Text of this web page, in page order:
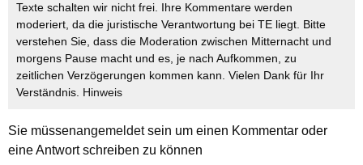
Texte schalten wir nicht frei. Ihre Kommentare werden
moderiert, da die juristische Verantwortung bei TE liegt. Bitte
verstehen Sie, dass die Moderation zwischen Mitternacht und
morgens Pause macht und es, je nach Aufkommen, zu
zeitlichen Verzögerungen kommen kann. Vielen Dank für Ihr
Verständnis. Hinweis
Sie müssenangemeldetsein um einen Kommentar oder
eine Antwort schreiben zu können